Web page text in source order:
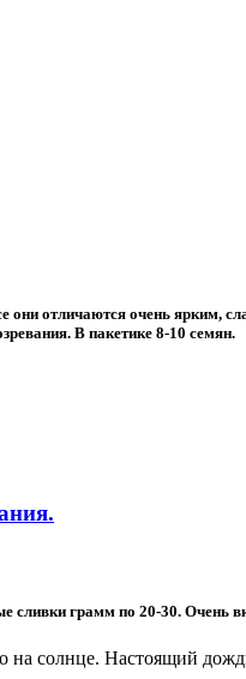
отличаются очень ярким,
В пакетике 8-10 семян.
сливки грамм по 20-30. Очень
на солнце. Настоящий